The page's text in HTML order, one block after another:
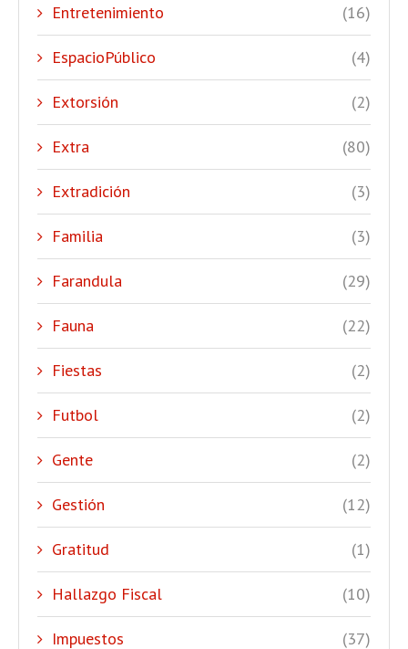
Entretenimiento (16)
EspacioPúblico (4)
Extorsión (2)
Extra (80)
Extradición (3)
Familia (3)
Farandula (29)
Fauna (22)
Fiestas (2)
Futbol (2)
Gente (2)
Gestión (12)
Gratitud (1)
Hallazgo Fiscal (10)
Impuestos (37)